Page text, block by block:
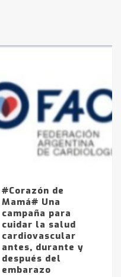
#Corazón de
Mamá# Una
campaña para
cuidar la salud
cardiovascular
antes, durante y
después del
embarazo